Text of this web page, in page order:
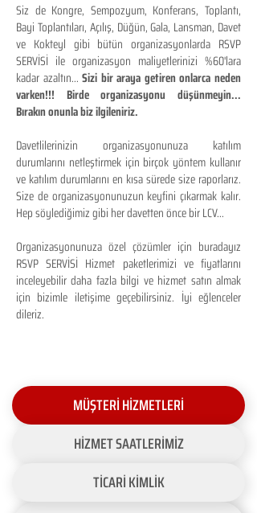
Siz de Kongre, Sempozyum, Konferans, Toplantı,
Bayi Toplantıları, Açılış, Düğün, Gala, Lansman, Davet
ve Kokteyl gibi bütün organizasyonlarda RSVP
SERVİSİ ile organizasyon maliyetlerinizi %60'lara
kadar azaltın...Sizi bir araya getiren onlarca neden
varken!!! Birde organizasyonu düşünmeyin...
Bırakın onunla biz ilgileniriz.
Davetlilerinizin organizasyonunuza katılım
durumlarını netleştirmek için birçok yöntem kullanır
ve katılım durumlarını en kısa sürede size raporlarız.
Size de organizasyonunuzun keyfini çıkarmak kalır.
Hep söylediğimiz gibi her davetten önce bir LCV...
Organizasyonunuza özel çözümler için buradayız
RSVP SERVİSİ Hizmet paketlerimizi ve fiyatlarını
inceleyebilir daha fazla bilgi ve hizmet satın almak
için bizimle iletişime geçebilirsiniz. İyi eğlenceler
dileriz.
MÜŞTERİ HİZMETLERİ
HİZMET SAATLERİMİZ
TİCARİ KİMLİK